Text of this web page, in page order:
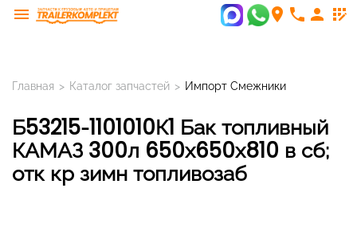
menu room phone person app_registration
Главная > Каталог запчастей > Импорт Смежники
Б53215-1101010К1 Бак топливный
КАМАЗ 300л 650х650х810 в сб;
отк кр зимн топливозаб